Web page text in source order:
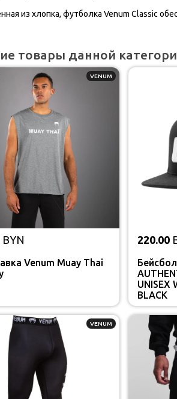
из хлопка, футболка Venum Classic
товары данной
VENUM
BYN
Venum Muay Thai
220.00
UNISEX
BLACK
VENUM